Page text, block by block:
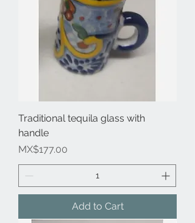
Traditional tequila glass with
handle
Price
MX$177.00
Add to Cart